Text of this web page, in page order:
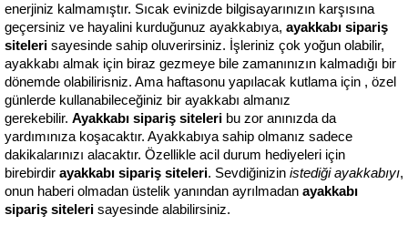
enerjiniz kalmamıştır. Sıcak evinizde bilgisayarınızın karşısına
geçersiniz ve hayalini kurduğunuz ayakkabıya, ayakkabı sipariş
siteleri sayesinde sahip oluverirsiniz. İşleriniz çok yoğun olabilir,
ayakkabı almak için biraz gezmeye bile zamanınızın kalmadığı bir
dönemde olabilirisniz. Ama haftasonu yapılacak kutlama için , özel
günlerde kullanabileceğiniz bir ayakkabı almanız
gerekebilir. Ayakkabı sipariş siteleri bu zor anınızda da
yardımınıza koşacaktır. Ayakkabıya sahip olmanız sadece
dakikalarınızı alacaktır. Özellikle acil durum hediyeleri için
birebirdir ayakkabı sipariş siteleri. Sevdiğinizin istediği ayakkabıyı,
onun haberi olmadan üstelik yanından ayrılmadan ayakkabı
sipariş siteleri sayesinde alabilirsiniz.